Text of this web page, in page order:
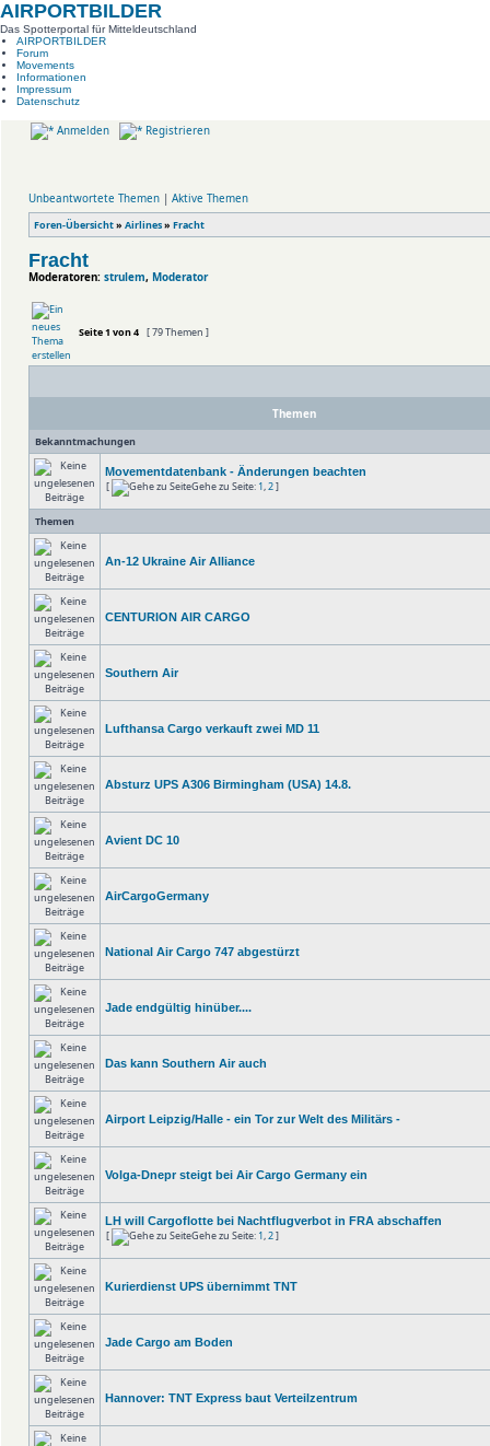
AIRPORTBILDER
Das Spotterportal für Mitteldeutschland
AIRPORTBILDER
Forum
Movements
Informationen
Impressum
Datenschutz
Anmelden Registrieren
Unbeantwortete Themen | Aktive Themen
Foren-Übersicht» Airlines» Fracht
Fracht
Moderatoren: strulem, Moderator
Seite1 von4 [ 79 Themen ]
Themen
Bekanntmachungen
Movementdatenbank - Änderungen beachten
[ Gehe zu Seite: 1,2]
Themen
An-12 Ukraine Air Alliance
CENTURION AIR CARGO
Southern Air
Lufthansa Cargo verkauft zwei MD 11
Absturz UPS A306 Birmingham (USA) 14.8.
Avient DC 10
AirCargoGermany
National Air Cargo 747 abgestürzt
Jade endgültig hinüber....
Das kann Southern Air auch
Airport Leipzig/Halle - ein Tor zur Welt des Militärs -
Volga-Dnepr steigt bei Air Cargo Germany ein
LH will Cargoflotte bei Nachtflugverbot in FRA abschaffen
[ Gehe zu Seite: 1,2]
Kurierdienst UPS übernimmt TNT
Jade Cargo am Boden
Hannover: TNT Express baut Verteilzentrum